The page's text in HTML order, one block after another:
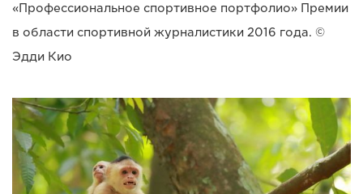
«Профессиональное спортивное портфолио» Премии
в области спортивной журналистики 2016 года. ©
Эдди Кио